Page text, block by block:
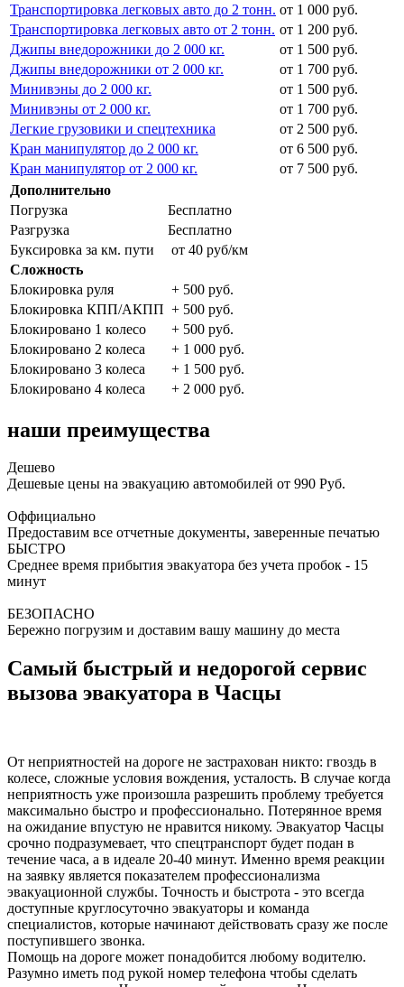
Транспортировка легковых авто до 2 тонн. от 1 000 руб.
Транспортировка легковых авто от 2 тонн. от 1 200 руб.
Джипы внедорожники до 2 000 кг.
от 1 500 руб.
Джипы внедорожники от 2 000 кг.
от 1 700 руб.
Минивэны до 2 000 кг.
от 1 500 руб.
Минивэны от 2 000 кг.
от 1 700 руб.
Легкие грузовики и спецтехника
от 2 500 руб.
Кран манипулятор до 2 000 кг.
от 6 500 руб.
Кран манипулятор от 2 000 кг.
от 7 500 руб.
Дополнительно
Погрузка
Бесплатно
Разгрузка
Бесплатно
Буксировка за км. пути
от 40 руб/км
Сложность
Блокировка руля
+ 500 руб.
Блокировка КПП/АКПП + 500 руб.
Блокировано 1 колесо
+ 500 руб.
Блокировано 2 колеса
+ 1 000 руб.
Блокировано 3 колеса
+ 1 500 руб.
Блокировано 4 колеса
+ 2 000 руб.
наши преимущества
Дешево
Дешевые цены на эвакуацию автомобилей от 990 Руб.
Оффициально
Предоставим все отчетные документы, заверенные печатью
БЫСТРО
Среднее время прибытия эвакуатора без учета пробок - 15
минут
БЕЗОПАСНО
Бережно погрузим и доставим вашу машину до места
Самый быстрый и недорогой сервис
вызова эвакуатора в Часцы
От неприятностей на дороге не застрахован никто: гвоздь в
колесе, сложные условия вождения, усталость. В случае когда
неприятность уже произошла разрешить проблему требуется
максимально быстро и профессионально. Потерянное время
на ожидание впустую не нравится никому. Эвакуатор Часцы
срочно подразумевает, что спецтранспорт будет подан в
течение часа, а в идеале 20-40 минут. Именно время реакции
на заявку является показателем профессионализма
эвакуационной службы. Точность и быстрота - это всегда
доступные круглосуточно эвакуаторы и команда
специалистов, которые начинают действовать сразу же после
поступившего звонка.
Помощь на дороге может понадобится любому водителю.
Разумно иметь под рукой номер телефона чтобы сделать